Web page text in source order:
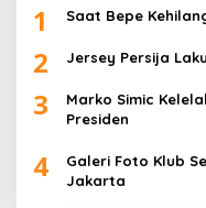
1 Saat Bepe
2 Jersey Persija
3
Marko Simic
Presiden
4
Galeri Foto Klub
Jakarta